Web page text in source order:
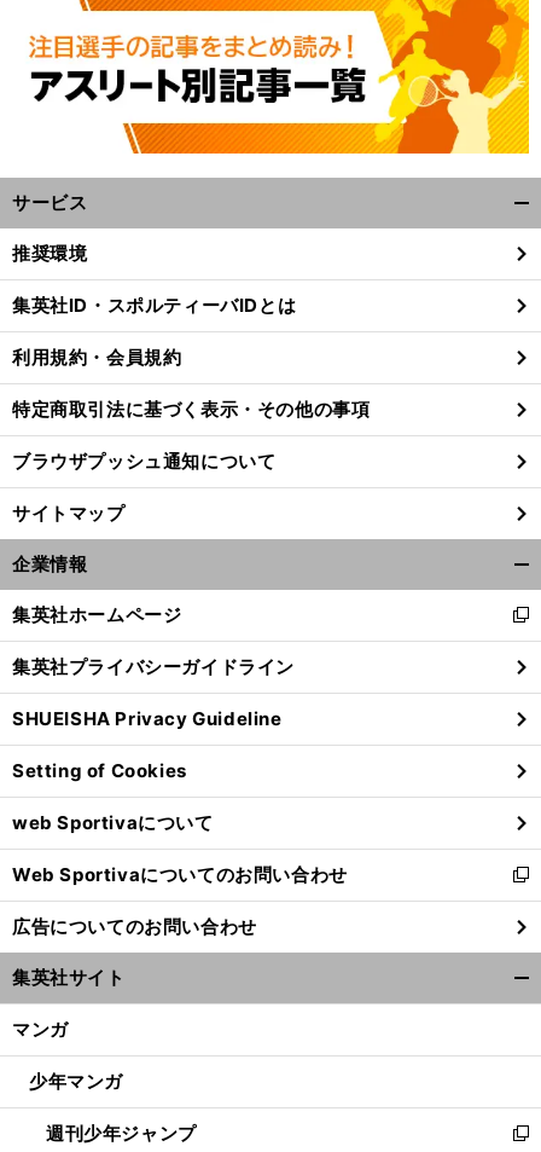
・
極
」
前
へ
サービス
閉
る
推奨環境
集英社ID・スポルティーバIDとは
利用規約・会員規約
特定商取引法に基づく表示・その他の事項
ブラウザプッシュ通知について
サイトマップ
企業情報
閉
る
集英社ホームページ
新
し
い
ウ
ィ
ン
ド
ウ
で
開
く
集英社プライバシーガイドライン
SHUEISHA Privacy Guideline
Setting of Cookies
web Sportivaについて
Web Sportivaについてのお問い合わせ
新
し
い
ウ
ィ
ン
ウ
開
く
広告についてのお問い合わせ
集英社サイト
マンガ
少年マンガ
週刊少年ジャンプ
新